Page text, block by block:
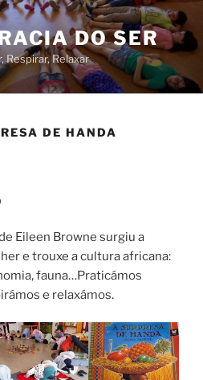
DO SER
Respirar, Relaxar
DE HANDA
Eileen Browne surgiu a
e trouxe a cultura africana:
fauna…Praticámos
e relaxámos.